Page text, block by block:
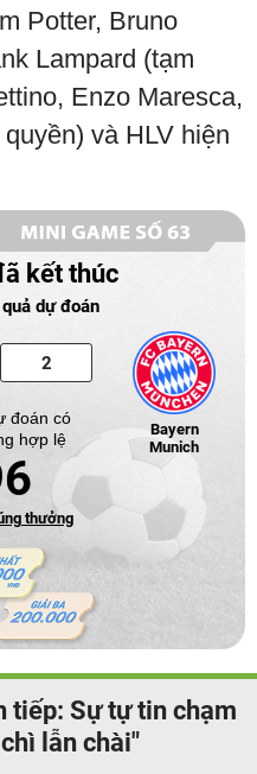
Potter, Bruno
Lampard (tạm
Enzo Maresca,
và HLV hiện
kết thúc
dự đoán
Bayern
Munich
đoán có
hợp lệ
thưởng
tiếp: Sự tự tin chạm
lẫn chài"